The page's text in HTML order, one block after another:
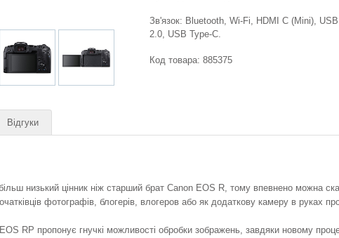
Зв'язок: Bluetooth, Wi-Fi, HDMI C (Mini), USB
2.0, USB Type-C.
Код товара: 885375
Відгуки
низький цінник ніж старший брат Canon EOS R, тому впевнено можна
фотографів, блогерів, влогеров або як додаткову камеру в руках
RP пропонує гнучкі можливості обробки зображень, завдяки новому